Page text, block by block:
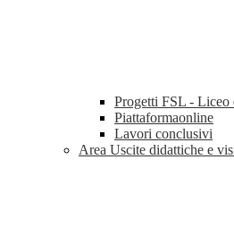
Progetti FSL - Liceo
Piattaformaonline
Lavori conclusivi
Area Uscite didattiche e